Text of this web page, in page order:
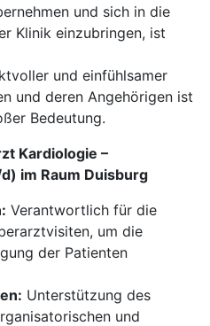
und sich in die
Klinik einzubringen, ist
und einfühlsamer
und deren Angehörigen ist
Bedeutung.
Kardiologie –
im Raum Duisburg
Verantwortlich für die
um die
der Patienten
Unterstützung des
und